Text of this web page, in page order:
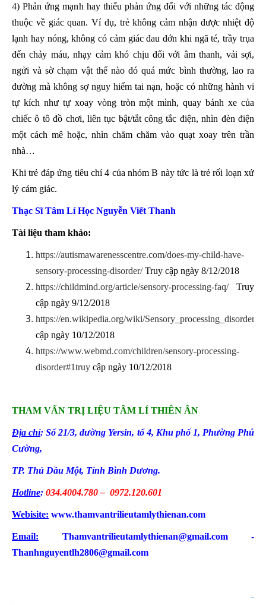
4) Phản ứng mạnh hay thiếu phản ứng đối với những tác động
thuộc về giác quan. Ví dụ, trẻ không cảm nhận được nhiệt độ
lạnh hay nóng, không có cảm giác đau đớn khi ngã té, trầy trụa
đến chảy máu, nhạy cảm khó chịu đối với âm thanh, vải sợi,
ngửi và sờ chạm vật thể nào đó quá mức bình thường, lao ra
đường mà không sợ nguy hiểm tai nạn, hoặc có những hành vi
tự kích như tự xoay vòng tròn một mình, quay bánh xe của
chiếc ô tô đồ chơi, liên tục bật/tắt công tắc điện, nhìn đèn điện
một cách mê hoặc, nhìn chăm chăm vào quạt xoay trên trần
nhà…
Khi trẻ đáp ứng tiêu chí 4 của nhóm B này tức là trẻ rối loạn xử
lý cảm giác.
Thạc Sĩ Tâm Lí Học Nguyễn Viết Thanh
Tài liệu tham khảo:
https://autismawarenesscentre.com/does-my-child-have-
sensory-processing-disorder/Truy cập ngày 8/12/2018
https://childmind.org/article/sensory-processing-faq/Truy
cập ngày 9/12/2018
https://en.wikipedia.org/wiki/Sensory_processing_disorder
cập ngày 10/12/2018
https://www.webmd.com/children/sensory-processing-
disorder#1truy cập ngày 10/12/2018
THAM VẤN TRỊ LIỆU TÂM LÍ THIÊN ÂN
Địa chỉ: Số 21/3, đường Yersin, tổ 4, Khu phố 1, Phường Phú
Cường,
TP. Thủ Dầu Một, Tỉnh Bình Dương.
Hotline: 034.4004.780 – 0972.120.601
Webisite: www.thamvantrilieutamlythienan.com
Email: Thamvantrilieutamlythienan@gmail.com -
Thanhnguyentlh2806@gmail.com